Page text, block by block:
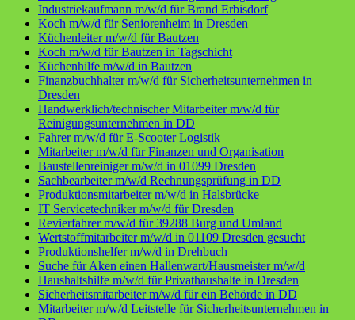
Industriekaufmann m/w/d für Brand Erbisdorf
Koch m/w/d für Seniorenheim in Dresden
Küchenleiter m/w/d für Bautzen
Koch m/w/d für Bautzen in Tagschicht
Küchenhilfe m/w/d in Bautzen
Finanzbuchhalter m/w/d für Sicherheitsunternehmen in
Dresden
Handwerklich/technischer Mitarbeiter m/w/d für
Reinigungsunternehmen in DD
Fahrer m/w/d für E-Scooter Logistik
Mitarbeiter m/w/d für Finanzen und Organisation
Baustellenreiniger m/w/d in 01099 Dresden
Sachbearbeiter m/w/d Rechnungsprüfung in DD
Produktionsmitarbeiter m/w/d in Halsbrücke
IT Servicetechniker m/w/d für Dresden
Revierfahrer m/w/d für 39288 Burg und Umland
Wertstoffmitarbeiter m/w/d in 01109 Dresden gesucht
Produktionshelfer m/w/d in Drehbuch
Suche für Aken einen Hallenwart/Hausmeister m/w/d
Haushaltshilfe m/w/d für Privathaushalte in Dresden
Sicherheitsmitarbeiter m/w/d für ein Behörde in DD
Mitarbeiter m/w/d Leitstelle für Sicherheitsunternehmen in